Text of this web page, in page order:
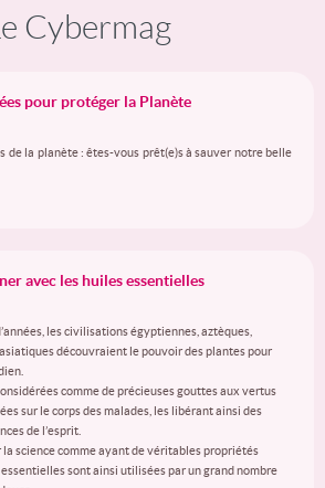
Cybermag
pour protéger la Planète
de la planète : êtes-vous prêt(e)s à sauver notre belle
avec les huiles essentielles
les civilisations égyptiennes, aztèques,
découvraient le pouvoir des plantes pour
comme de précieuses gouttes aux vertus
sur le corps des malades, les libérant ainsi des
de l’esprit.
la science comme ayant de véritables propriétés
sont ainsi utilisées par un grand nombre